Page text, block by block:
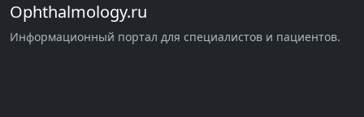
Ophthalmology.ru
Информационный портал для специалистов и пациентов.